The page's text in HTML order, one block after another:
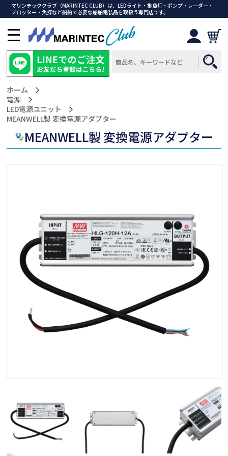
マリンテッククラブ（MARINTEC CLUB）は、LEDライト・集魚灯・ポンプ・レーダー・
プロッター・魚探など船舶で必要な船舶電装品を取扱う専門店です。
メ
ニ
ュ
ー
を
開
く
ホーム
電源
LED電源ユニット
>MEANWELL製 変換電源アダプター
MEANWELL製 変換電源アダプター